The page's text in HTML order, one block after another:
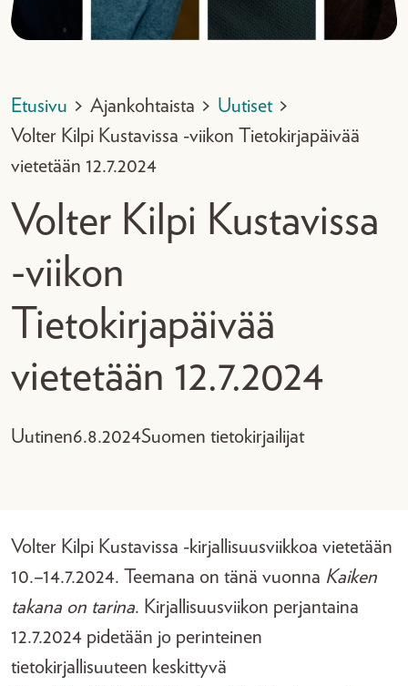
Etusivu > Ajankohtaista > Uutiset >
Volter Kilpi Kustavissa -viikon Tietokirjapäivää
vietetään 12.7.2024
Volter Kilpi Kustavissa
-viikon
Tietokirjapäivää
vietetään 12.7.2024
Uutinen6.8.2024Suomen tietokirjailijat
Volter Kilpi Kustavissa -kirjallisuusviikkoa vietetään
10.–14.7.2024. Teemana on tänä vuonna Kaiken
takana on tarina. Kirjallisuusviikon perjantaina
12.7.2024 pidetään jo perinteinen
tietokirjallisuuteen keskittyvä